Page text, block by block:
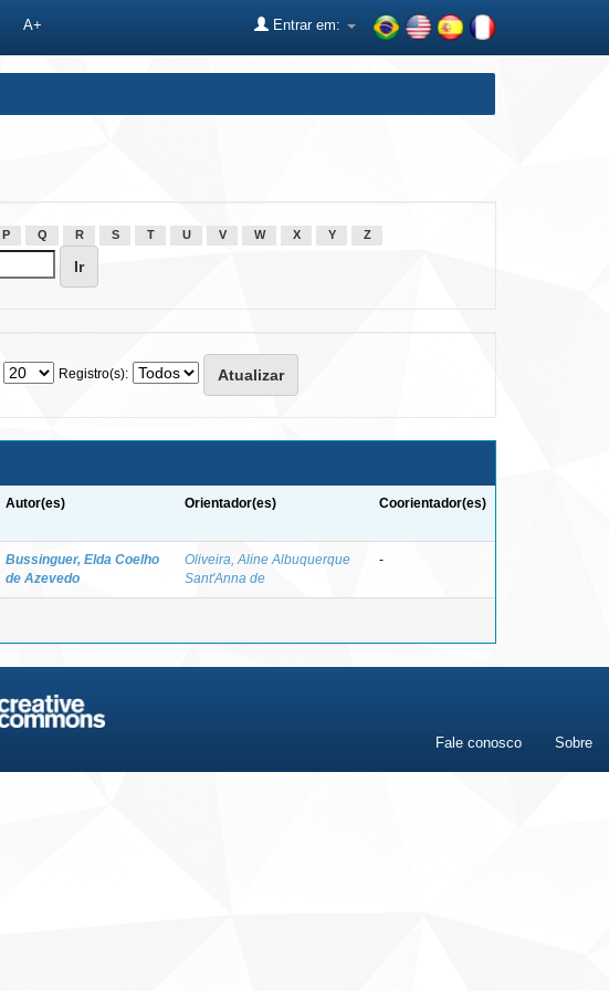
A+ Entrar em:
P Q R S T U V W X Y Z
Registro(s):
Autor(es) Orientador(es) Coorientador(es)
Bussinguer, Elda Coelho
de Azevedo
Oliveira, Aline Albuquerque
Sant'Anna de
-
Fale conosco Sobre